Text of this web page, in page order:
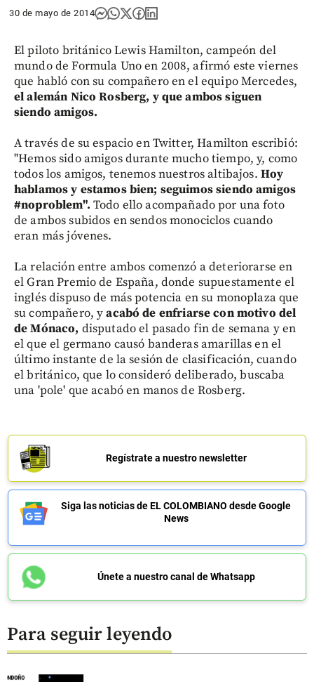
30 de mayo de 2014
El piloto británico Lewis Hamilton, campeón del
mundo de Formula Uno en 2008, afirmó este viernes
que habló con su compañero en el equipo Mercedes,
el alemán Nico Rosberg, y que ambos siguen
siendo amigos.
A través de su espacio en Twitter, Hamilton escribió:
"Hemos sido amigos durante mucho tiempo, y, como
todos los amigos, tenemos nuestros altibajos. Hoy
hablamos y estamos bien; seguimos siendo amigos
#noproblem". Todo ello acompañado por una foto
de ambos subidos en sendos monociclos cuando
eran más jóvenes.
La relación entre ambos comenzó a deteriorarse en
el Gran Premio de España, donde supuestamente el
inglés dispuso de más potencia en su monoplaza que
su compañero, yacabó de enfriarse con motivo del
de Mónaco, disputado el pasado fin de semana y en
el que el germano causó banderas amarillas en el
último instante de la sesión de clasificación, cuando
el británico, que lo consideró deliberado, buscaba
una 'pole' que acabó en manos de Rosberg.
Regístrate a nuestro newsletter
Siga las noticias de EL COLOMBIANO desde Google
News
Únete a nuestro canal de Whatsapp
Para seguir leyendo